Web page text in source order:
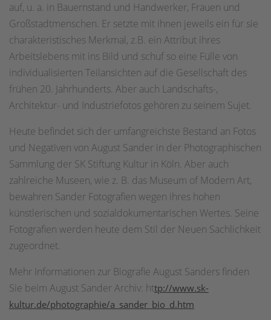
auf, u. a. in Bauernstand und Handwerker, Frauen und
Großstadtmenschen. Er setzte mit ihnen jeweils ein für sie
charakteristisches Merkmal, z.B. ein Attribut ihres
Arbeitslebens mit ins Bild und schuf so eine Fülle von
individualisierten Teilansichten auf die Gesellschaft des
frühen 20. Jahrhunderts. Aber auch Landschafts-,
Architektur- und Industriefotos gehören zu seinem Sujet.
Heute befindet sich der umfangreichste Bestand an Fotos
und Negativen von August Sander in der Photographischen
Sammlung der SK Stiftung Kultur in Köln. Aber auch
zahlreiche Museen, wie z. B. das Museum of Modern Art,
bewahren Sander Fotografien wegen ihres hohen
künstlerischen und sozialdokumentarischen Wertes. Seine
Fotografien werden heute dem Stil der Neuen Sachlichkeit
zugeordnet.
Mehr Informationen zur Biografie August Sanders finden
Sie beim August Sander Archiv: http://www.sk-
kultur.de/photographie/a_sander_bio_d.htm